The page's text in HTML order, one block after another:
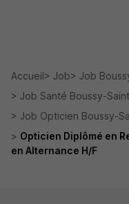
Accueil Job
Job
Job Santé Boussy-
Job Opticien Boussy-
Opticien Diplômé en
en Alternance H/F